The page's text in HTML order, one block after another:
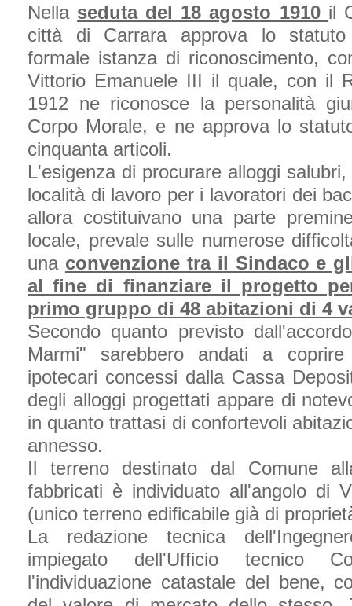
Nella seduta del 18 agosto 1910 il
città di Carrara approva lo
formale istanza di riconoscimento,
Vittorio Emanuele III il quale, con il
1912 ne riconosce la personalità
Corpo Morale, e ne approva lo
cinquanta articoli.
L'esigenza di procurare alloggi
località di lavoro per i lavoratori dei
allora costituivano una parte
locale, prevale sulle numerose
una convenzione tra il Sindaco e
al fine di finanziare il progetto
primo gruppo di 48 abitazioni di 4
Secondo quanto previsto
Marmi" sarebbero andati a
ipotecari concessi dalla Cassa
degli alloggi progettati appare di
in quanto trattasi di confortevoli
annesso.
Il terreno destinato dal Comune
fabbricati è individuato all'angolo di
(unico terreno edificabile già di
La redazione tecnica
impiegato dell'Ufficio tecnico
l'individuazione catastale del bene,